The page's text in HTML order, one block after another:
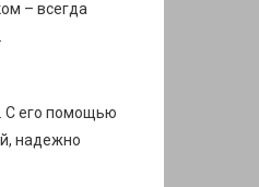
– всегда
С его помощью
надежно